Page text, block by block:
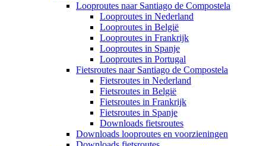
Looproutes naar Santiago de Compostela
Looproutes in Nederland
Looproutes in België
Looproutes in Frankrijk
Looproutes in Spanje
Looproutes in Portugal
Fietsroutes naar Santiago de Compostela
Fietsroutes in Nederland
Fietsroutes in België
Fietsroutes in Frankrijk
Fietsroutes in Spanje
Downloads fietsroutes
Downloads looproutes en voorzieningen